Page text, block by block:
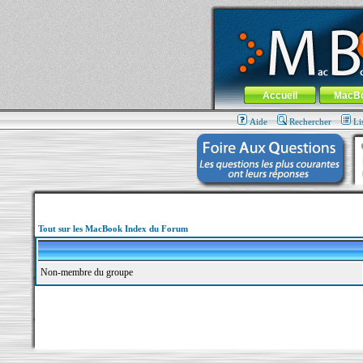
MacBook-fr.com : 100% Apple... 100%
Aller au contenu-Aller au menu
Menu général
Accueil
Aide Rechercher
Tout sur les MacBook Index du Forum
Non-membre du groupe